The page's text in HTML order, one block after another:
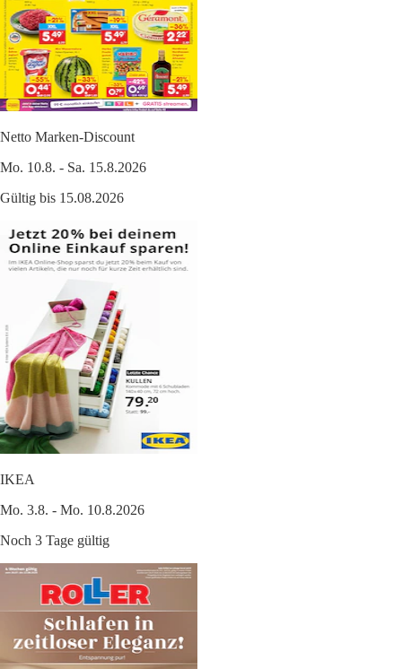
Netto Marken-Discount
Mo. 10.8. - Sa. 15.8.2026
Gültig bis 15.08.2026
IKEA
Mo. 3.8. - Mo. 10.8.2026
Noch 3 Tage gültig